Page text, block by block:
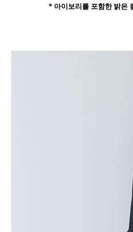
* 아이보리를 포함한 밝은